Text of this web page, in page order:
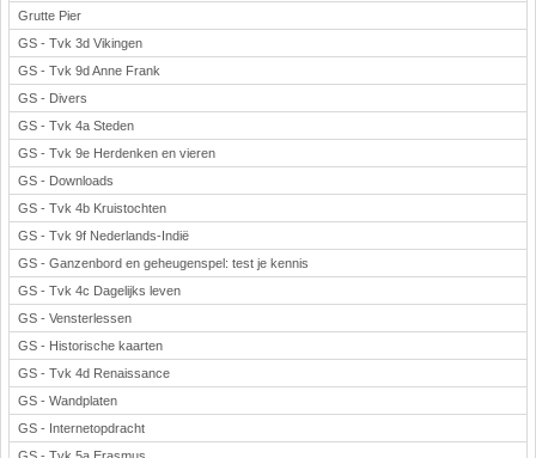
Grutte Pier
GS - Tvk 3d Vikingen
GS - Tvk 9d Anne Frank
GS - Divers
GS - Tvk 4a Steden
GS - Tvk 9e Herdenken en vieren
GS - Downloads
GS - Tvk 4b Kruistochten
GS - Tvk 9f Nederlands-Indië
GS - Ganzenbord en geheugenspel: test je kennis
GS - Tvk 4c Dagelijks leven
GS - Vensterlessen
GS - Historische kaarten
GS - Tvk 4d Renaissance
GS - Wandplaten
GS - Internetopdracht